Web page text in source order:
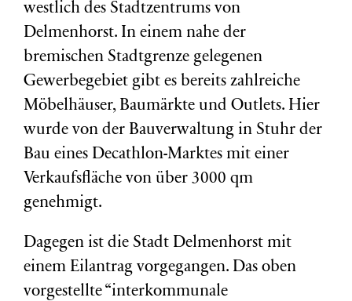
westlich des Stadtzentrums von
Delmenhorst. In einem nahe der
bremischen Stadtgrenze gelegenen
Gewerbegebiet gibt es bereits zahlreiche
Möbelhäuser, Baumärkte und Outlets. Hier
wurde von der Bauverwaltung in Stuhr der
Bau eines Decathlon-Marktes mit einer
Verkaufsfläche von über 3000 qm
genehmigt.
Dagegen ist die Stadt Delmenhorst mit
einem Eilantrag vorgegangen. Das oben
vorgestellte “interkommunale